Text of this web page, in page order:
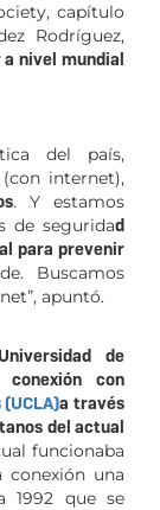
capítulo
Rodríguez,
a nivel mundial
del país,
(con internet),
. Y estamos
de seguridad
para prevenir
Buscamos
apuntó.
de
con
a través
del actual
funcionaba
una
1992 que se